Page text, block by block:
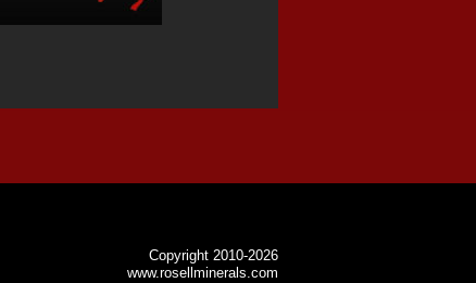
Copyright 2010-2026
www.rosellminerals.com